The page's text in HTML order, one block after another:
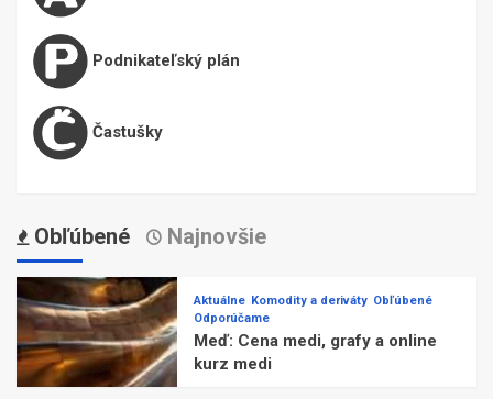
Podnikateľský plán
Častušky
Obľúbené Najnovšie
Aktuálne Komodity a deriváty Obľúbené
Odporúčame
Meď: Cena medi, grafy a online
kurz medi